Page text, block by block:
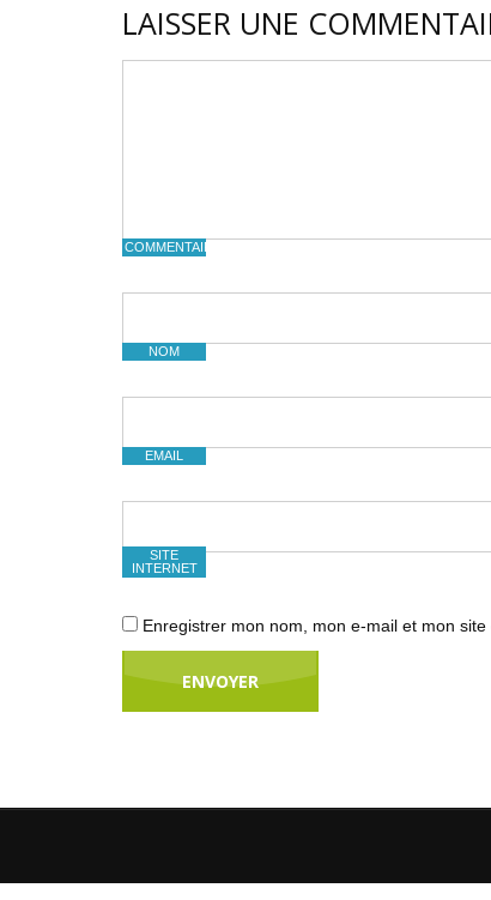
LAISSER UNE
COMMENTAIRE
NOM
EMAIL
SITE
INTERNET
Enregistrer mon nom, mon e-mail et mon